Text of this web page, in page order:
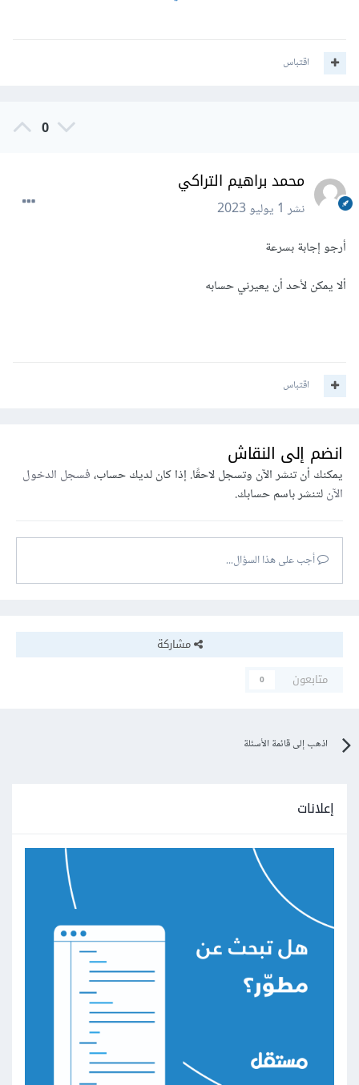
اقتباس
0
محمد براهيم التراكي
نشر1 يوليو 2023
أرجو إجابة بسرعة
ألا يمكن لأحد أن يعيرني حسابه
اقتباس
انضم إلى النقاش
يمكنك أن تنشر الآن وتسجل لاحقًا. إذا كان لديك حساب،فسجل الدخول
الآنلتنشر باسم حسابك.
أجب على هذا السؤال...
مشاركة
متابعون
0
اذهب إلى قائمة الأسئلة
إعلانات